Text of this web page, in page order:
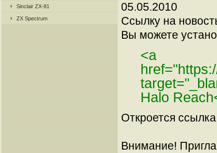
Sinclair ZX-81
ZX Spectrum
05.05.2010
Ссылку на
Вы можете
<a
Halo
Откроется
Внимание!